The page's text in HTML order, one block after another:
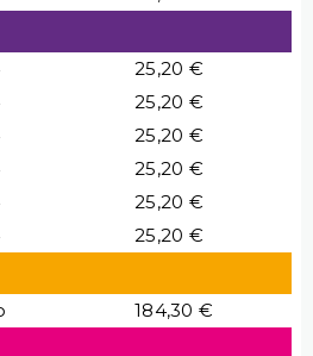
25,20 €
25,20 €
25,20 €
25,20 €
25,20 €
25,20 €
184,30 €